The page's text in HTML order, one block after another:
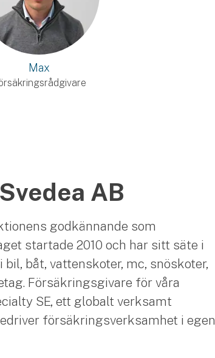
Max
AB
godkännande som
startade 2010 och har sitt säte i
båt, vattenskoter, mc, snöskoter,
Försäkringsgivare för våra
SE, ett globalt verksamt
försäkringsverksamhet i egen